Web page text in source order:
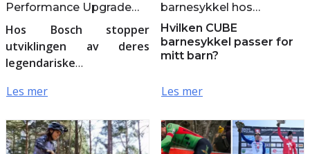
Performance Upgrade
2.0
Hos Bosch stopper
utviklingen av deres
legendariske
Utvalgte CUBE-sykler fra
generasjon Performance
Line CX- og C...
Les mer
barnesykkel hos
Sykkelcenteret!
​Hvilken CUBE
barnesykkel passer for
mitt barn?
Les mer